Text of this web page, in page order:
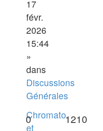
17
févr.
2026
15:44
»
dans
Discussions
Générales
Chromato
et
0 1210